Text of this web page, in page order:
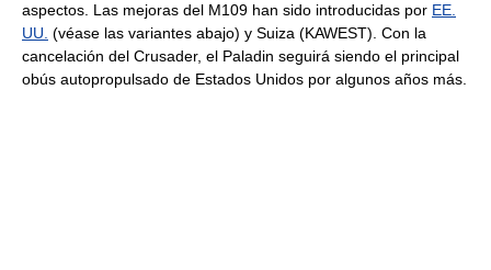
aspectos. Las mejoras del M109 han sido introducidas por EE.
UU. (véase las variantes abajo) y Suiza (KAWEST). Con la
cancelación del Crusader, el Paladin seguirá siendo el principal
obús autopropulsado de Estados Unidos por algunos años más.